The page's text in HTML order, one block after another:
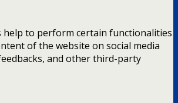
help to perform certain functionalities
of the website on social media
and other third-party